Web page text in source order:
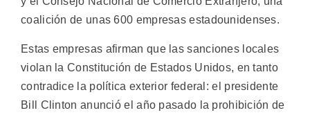
coalición de unas 600 empresas estadounidenses.
Estas empresas afirman que las sanciones locales
violan la Constitución de Estados Unidos, en tanto
contradice la política exterior federal: el presidente
Bill Clinton anunció el año pasado la prohibición de